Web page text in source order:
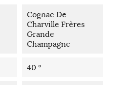
Cognac De
Charville Frères
Grande
Champagne
40 °